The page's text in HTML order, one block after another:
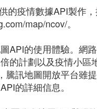
的疫情數據API製作
map/ncov/。
API的使用體驗。網
的計劃以及疫情小區
騰訊地圖開放平台雖
的詳細信息。